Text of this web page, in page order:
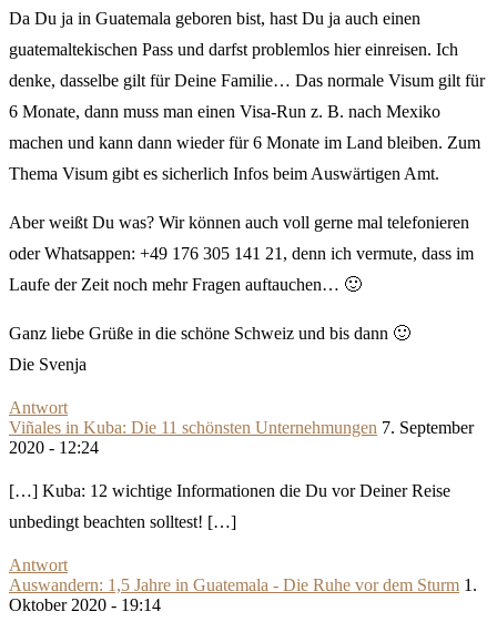
Da Du ja in Guatemala geboren bist, hast Du ja auch einen
guatemaltekischen Pass und darfst problemlos hier einreisen. Ich
denke, dasselbe gilt für Deine Familie… Das normale Visum gilt für
6 Monate, dann muss man einen Visa-Run z. B. nach Mexiko
machen und kann dann wieder für 6 Monate im Land bleiben. Zum
Thema Visum gibt es sicherlich Infos beim Auswärtigen Amt.
Aber weißt Du was? Wir können auch voll gerne mal telefonieren
oder Whatsappen: +49 176 305 141 21, denn ich vermute, dass im
Laufe der Zeit noch mehr Fragen auftauchen… 🙂
Ganz liebe Grüße in die schöne Schweiz und bis dann 🙂
Die Svenja
Antwort
Viñales in Kuba: Die 11 schönsten Unternehmungen 7. September
2020 - 12:24
[…] Kuba: 12 wichtige Informationen die Du vor Deiner Reise
unbedingt beachten solltest! […]
Antwort
Auswandern: 1,5 Jahre in Guatemala - Die Ruhe vor dem Sturm 1.
Oktober 2020 - 19:14